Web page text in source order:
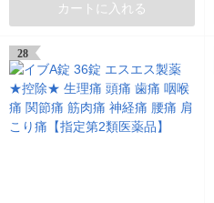
カートに入れる
28